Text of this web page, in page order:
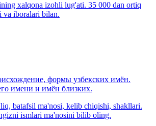
xalqona izohli lug'ati. 35 000 dan ortiq
va iboralari bilan.
формы узбекских имён.
имени и имён близких.
batafsil ma'nosi, kelib chiqishi, shakllari.
ismlari ma'nosini bilib oling.